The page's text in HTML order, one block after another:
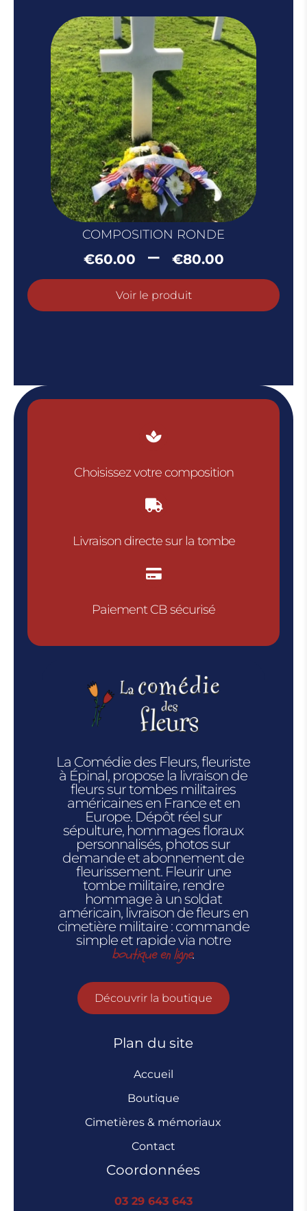
€95.00
COMPOSITION RONDE
€60.00 – €80.00Plage
de
prix :
€60.00
Voir le produit

Choisissez votre composition

Livraison directe sur la tombe

Paiement CB sécurisé
La Comédie des Fleurs, fleuriste
à Épinal, propose la livraison de
fleurs sur tombes militaires
américaines en France et en
Europe. Dépôt réel sur
sépulture, hommages floraux
personnalisés, photos sur
demande et abonnement de
fleurissement. Fleurir une
tombe militaire, rendre
hommage à un soldat
américain, livraison de fleurs en
cimetière militaire : commande
simple et rapide via notre
boutique en ligne.
Découvrir la boutique
Plan du site
Accueil
Boutique
Cimetières & mémoriaux
Contact
Coordonnées
03 29 643 643